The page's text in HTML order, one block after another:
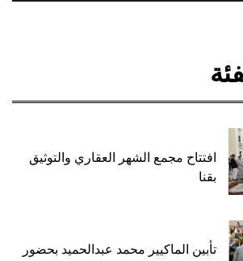
افتتاح مجمع الشهر العقاري والتوثيق
بقنا
تأبين الماكيير محمد عبدالحميد بحضور